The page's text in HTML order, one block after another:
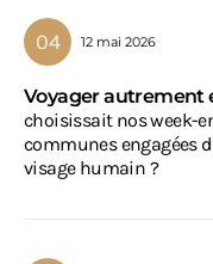
12 mai 2026
Voyager autrement
choisissait nos week-
communes engagées
visage humain ?